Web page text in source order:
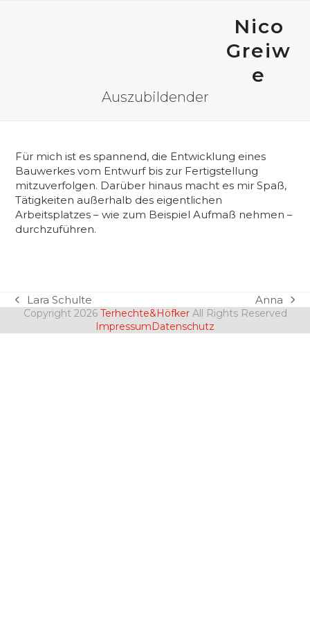
Nico
Greiw
e
Auszubildender
Für mich ist es spannend, die Entwicklung eines
Bauwerkes vom Entwurf bis zur Fertigstellung
mitzuverfolgen. Darüber hinaus macht es mir Spaß,
Tätigkeiten außerhalb des eigentlichen
Arbeitsplatzes – wie zum Beispiel Aufmaß nehmen –
durchzuführen.
vorheriger
Beitrag:
Lara Schulte
Nächster
Beitrag:
Anna
Copyright 2026 Terhechte&Höfker All Rights Reserved
ImpressumDatenschutz